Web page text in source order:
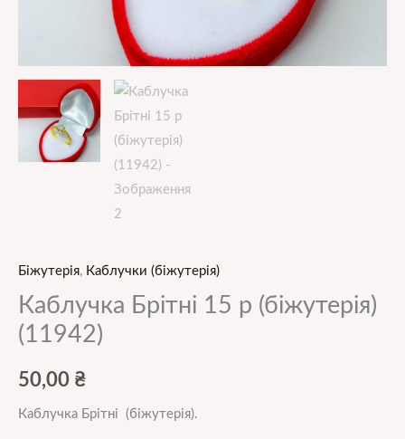
Біжутерія, Каблучки (біжутерія)
Каблучка Брітні 15 р (біжутерія)
(11942)
50,00 ₴
Каблучка Брітні (біжутерія).